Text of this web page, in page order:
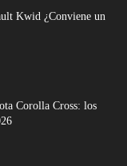
Kwid ¿Conviene un
Corolla Cross: los